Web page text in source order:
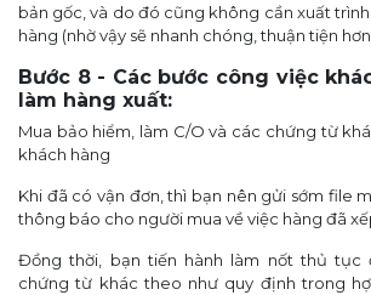
bản gốc, và do đó cũng không cần xuất
hàng (nhờ vậy sẽ nhanh chóng, thuận tiện
Bước 8 - Các bước công việc
làm hàng xuất:
Mua bảo hiểm, làm C/O và các chứng từ
khách hàng
Khi đã có vận đơn, thì bạn nên gửi sớm file
thông báo cho người mua về việc hàng đã
Đồng thời, bạn tiến hành làm nốt thủ tục
chứng từ khác theo như quy định trong